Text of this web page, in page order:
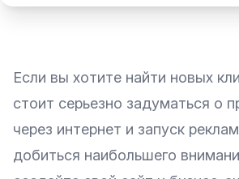
Если вы хотите найти новых
стоит серьезно задуматься о
через интернет и запуск
добиться наибольшего